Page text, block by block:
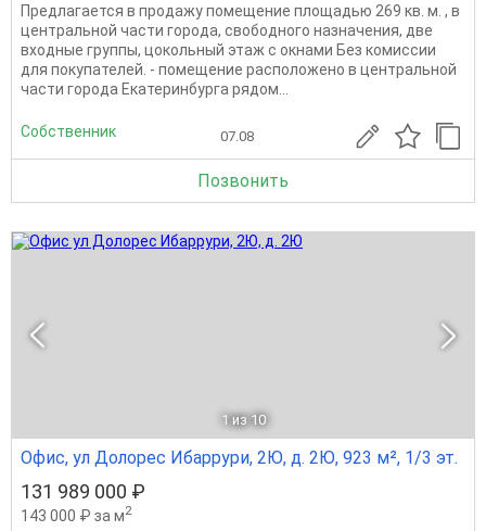
Предлагается в продажу помещение площадью 269 кв. м. , в
центральной части города, свободного назначения, две
входные группы, цокольный этаж с окнами Без комиссии
для покупателей. - помещение расположено в центральной
части города Екатеринбурга рядом...
Собственник 07.08
Позвонить
1 из 10
Офис, ул Долорес Ибаррури, 2Ю, д. 2Ю, 923 м², 1/3 эт.
131 989 000 ₽
143 000 ₽ за м2